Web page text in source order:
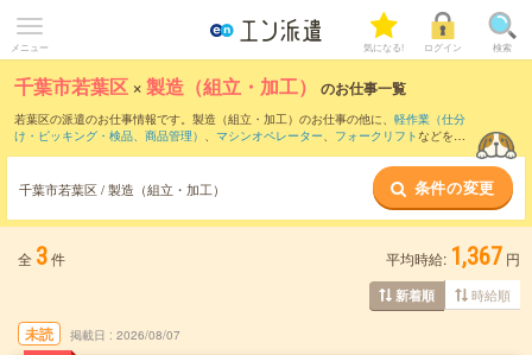
メニュー 気になる! ログイン 検索
千葉市若葉区 ×製造（組立・加工） のお仕事一覧
若葉区の派遣のお仕事情報です。製造（組立・加工）のお仕事の他に、 軽作業（仕分
け・ピッキング・検品、商品管理） 、 マシンオペレーター、 フォークリフトなどを取
製造（組立・加工）のお仕事とは？とは？
千葉市若葉区 / 製造（組立・加工） 条件の変更
全 3件 平均時給: 1,367 円
新着順 時給順
未読 掲載日 2026/08/07